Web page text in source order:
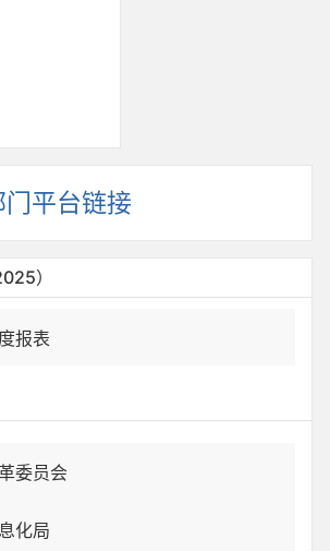
门平台链接
）
报表
委员会
化局